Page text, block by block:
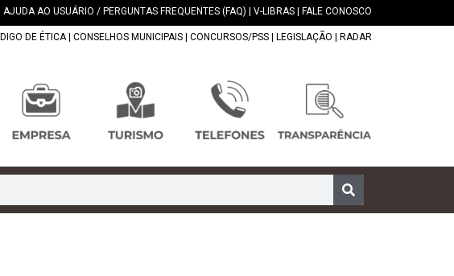
AJUDA AO USUÁRIO / PERGUNTAS FREQUENTES (FAQ) V-LIBRAS FALE CONOSCO
DE ÉTICA| CONSELHOS MUNICIPAIS CONCURSOS/PSS LEGISLAÇÃO RADAR